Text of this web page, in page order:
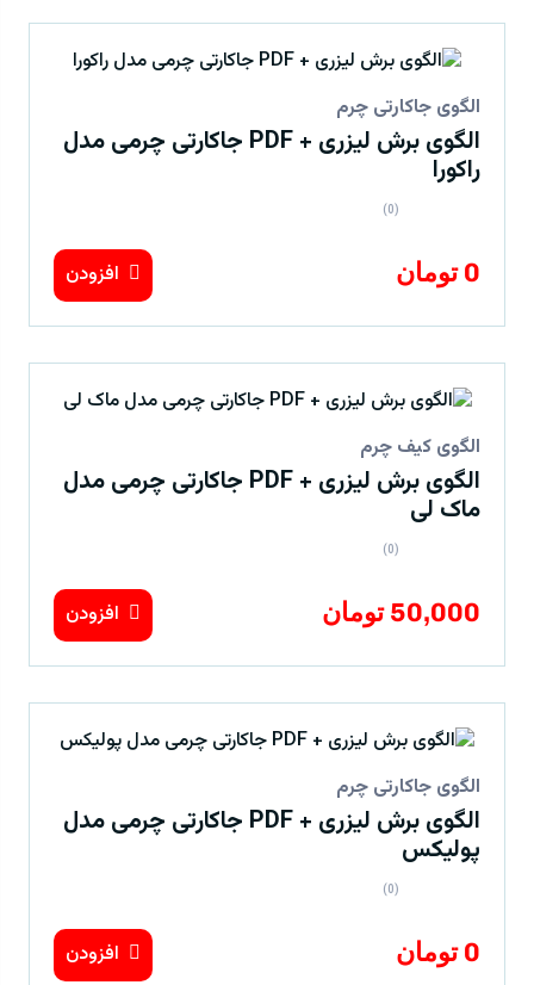
الگوی جاکارتی چرم
الگوی برش لیزری + PDF جاکارتی چرمی مدل
راکورا
(0)
0 تومان افزودن
الگوی کیف چرم
الگوی برش لیزری + PDF جاکارتی چرمی مدل
ماک لی
(0)
50,000 تومان افزودن
الگوی جاکارتی چرم
الگوی برش لیزری + PDF جاکارتی چرمی مدل
پولیکس
(0)
0 تومان افزودن